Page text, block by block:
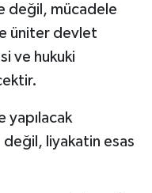
değil, mücadele
üniter devlet
ve hukuki
yapılacak
liyakatin esas